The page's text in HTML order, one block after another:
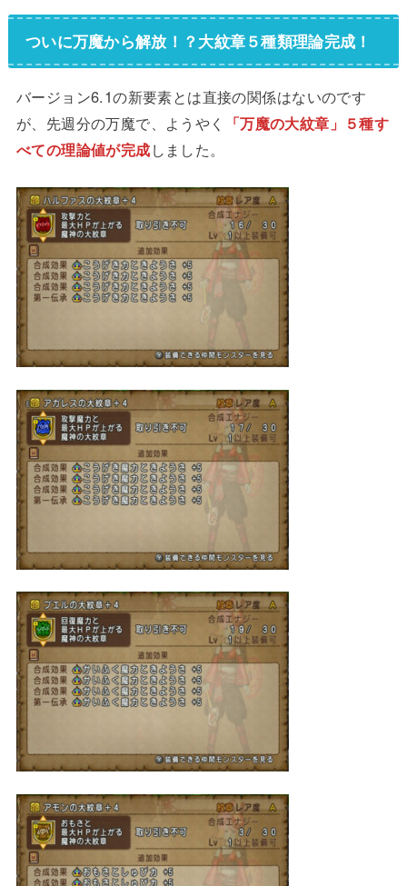
ついに万魔から解放！？大紋章５種類理論完成！
バージョン6.1の新要素とは直接の関係はないのです
が、先週分の万魔で、ようやく
「万魔の大紋章」５種す
べての理論値が完成しました。